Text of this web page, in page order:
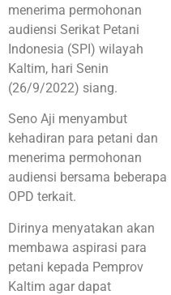
menerima permohonan
audiensi Serikat Petani
Indonesia (SPI) wilayah
Kaltim, hari Senin
(26/9/2022) siang.
Seno Aji menyambut
kehadiran para petani dan
menerima permohonan
audiensi bersama beberapa
OPD terkait.
Dirinya menyatakan akan
membawa aspirasi para
petani kepada Pemprov
Kaltim agar dapat